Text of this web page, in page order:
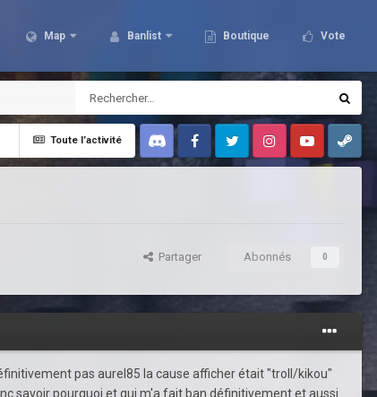
Map Banlist Boutique Vote
Toute l’activité
DiscordFacebookTwitter InstagramYoutubeSteam
Partager Abonnés 0
pas aurel85 la cause afficher était "troll/kikou"
savoir pourquoi et qui m'a fait ban définitivement et aussi